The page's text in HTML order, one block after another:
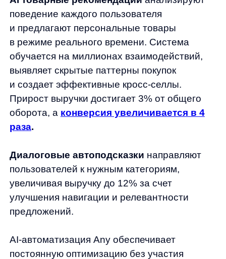
Как быстро внедряется AI-
поиск Any?
Полная интеграция занимает 1−2 недели
с технической поддержкой экспертов.
Что делать при отрицательном
Анализируйте структуру затрат,
оптимизируйте операционные процессы,
17.07.2025